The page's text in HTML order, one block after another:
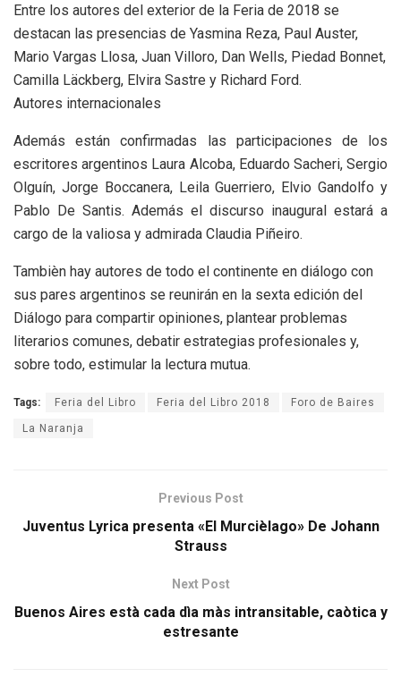
Entre los autores del exterior de la Feria de 2018 se
destacan las presencias de Yasmina Reza, Paul Auster,
Mario Vargas Llosa, Juan Villoro, Dan Wells, Piedad Bonnet,
Camilla Läckberg, Elvira Sastre y Richard Ford.
Autores internacionales
Además están confirmadas las participaciones de los
escritores argentinos Laura Alcoba, Eduardo Sacheri, Sergio
Olguín, Jorge Boccanera, Leila Guerriero, Elvio Gandolfo y
Pablo De Santis. Además el discurso inaugural estará a
cargo de la valiosa y admirada Claudia Piñeiro.
Tambièn hay autores de todo el continente en diálogo con
sus pares argentinos se reunirán en la sexta edición del
Diálogo para compartir opiniones, plantear problemas
literarios comunes, debatir estrategias profesionales y,
sobre todo, estimular la lectura mutua.
Tags: Feria del Libro Feria del Libro 2018 Foro de Baires
La Naranja
Previous Post
Juventus Lyrica presenta «El Murcièlago» De Johann
Strauss
Next Post
Buenos Aires està cada dìa màs intransitable, caòtica y
estresante